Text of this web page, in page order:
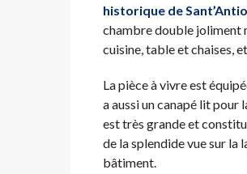
historique de
chambre double joliment
cuisine, table et chaises,
La pièce à vivre est
a aussi un canapé lit pour
est très grande et
de la splendide vue sur la
bâtiment.